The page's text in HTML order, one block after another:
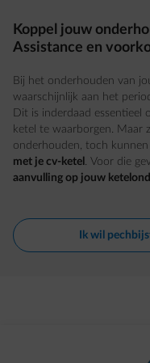
Koppel jouw
Assistance en
Bij het onderhouden van
waarschijnlijk aan het
Dit is inderdaad essentieel
ketel te waarborgen. Maar
onderhouden, toch kunnen
met je cv-ketel . Voor die
aanvulling op jouw
Ik wil